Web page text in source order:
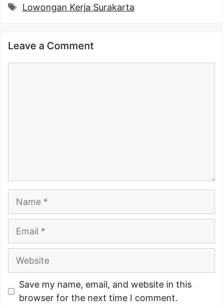
Tags
Lowongan Kerja Surakarta
Leave a Comment
Website
Save my name, email, and website in this
browser for the next time I comment.